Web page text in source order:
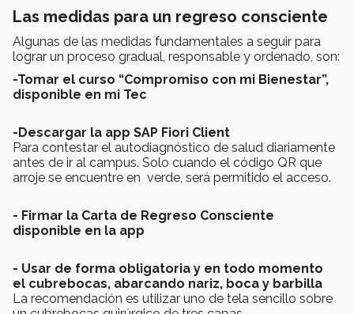
Las medidas para un regreso consciente
Algunas de las medidas fundamentales a seguir para
lograr un proceso gradual, responsable y ordenado, son:
-Tomar el curso “Compromiso con mi Bienestar”,
disponible en mi Tec
-Descargar la app SAP Fiori Client
Para contestar el autodiagnóstico de salud diariamente
antes de ir al campus. Solo cuando el código QR que
arroje se encuentre en verde, será permitido el acceso.
- Firmar la Carta de Regreso Consciente
disponible en la app
- Usar de forma obligatoria y en todo momento
el cubrebocas, abarcando nariz, boca y barbilla
La recomendación es utilizar uno de tela sencillo sobre